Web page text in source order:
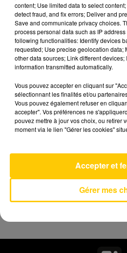
30 janvier 2025 - 6 min 19 sec
L'INFO DU TARN DU
L'info du Tarn
content; Use limited data to select
detect fraud, and fix errors; Deliver and
Save and communicate privacy choices.
process personal data such as IP
following functionalities: Identify devices
requested; Use precise geolocation data;
other data sources; Link different
information transmitted automatically.
Vous pouvez accepter en cliquant sur
sélectionnant les finalités et/ou
Vous pouvez également refuser en
accepter". Vos préférences ne
pouvez mettre à jour vos choix, ou retirer
moment via le lien "Gérer les cookies"
Gérer mes
Accepter et